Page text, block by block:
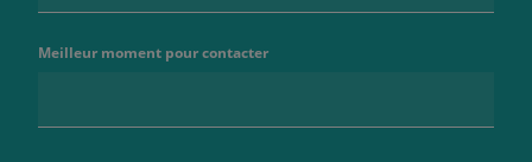
Meilleur moment pour contacter